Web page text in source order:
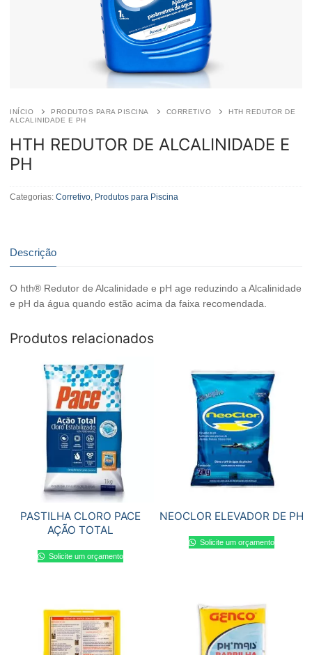
INÍCIO PRODUTOS PARA PISCINA CORRETIVO
HTH REDUTOR DE
ALCALINIDADE E PH
HTH REDUTOR DE ALCALINIDADE E
PH
Categorias: Corretivo, Produtos para Piscina
Descrição
O hth® Redutor de Alcalinidade e pH age reduzindo a Alcalinidade
e pH da água quando estão acima da faixa recomendada.
Produtos relacionados
PASTILHA CLORO PACE
AÇÃO TOTAL
Solicite um orçamento
NEOCLOR ELEVADOR DE PH
Solicite um orçamento